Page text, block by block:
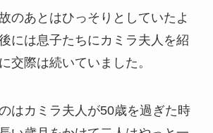
のあとはひっそりとしていたよ
には息子たちにカミラ夫人を紹
交際は続いていました。
はカミラ夫人が50歳を過ぎた時